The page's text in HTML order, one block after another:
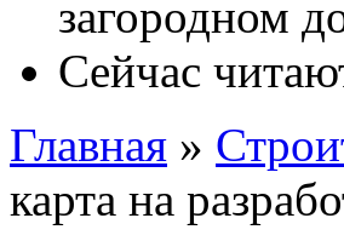
Сейчас
Главная »
карта на